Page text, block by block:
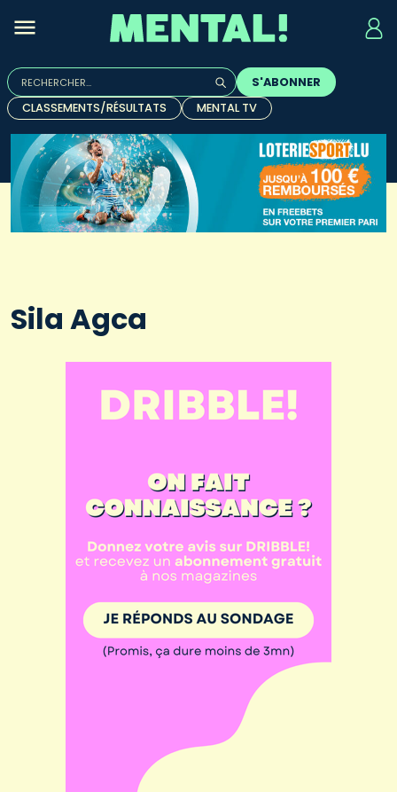
Rechercher :
Quand les résultats de l'auto-complétion sont
S'ABONNER
CLASSEMENTS/RÉSULTATS
MENTAL TV
Sila Agca